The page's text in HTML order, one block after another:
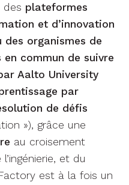
des plateformes
et d’innovation
des organismes de
commun de suivre
Aalto University
par
de défis
»), grâce une
au croisement
et du
est à la fois un